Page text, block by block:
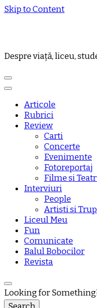
Skip to Content
Despre viață, liceu,
Articole
Rubrici
Review
Carti
Concerte
Evenimente
Fotoreportaj
Filme si
Interviuri
People
Artisti si
Liceul Meu
Fun
Comunicate
Balul Bobocilor
Revista
Looking for